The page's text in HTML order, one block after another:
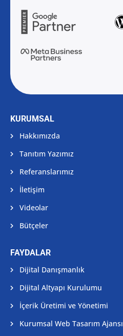
KURUMSAL
Hakkımızda
Tanıtım Yazımız
Referanslarımız
İletişim
Videolar
Bütçeler
FAYDALAR
Dijital Danışmanlık
Dijital Altyapı Kurulumu
İçerik Üretimi ve Yönetimi
Kurumsal Web Tasarım Ajansı